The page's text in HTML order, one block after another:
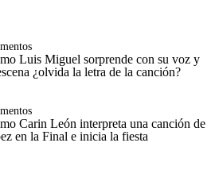
Luis Miguel sorprende con su voz y
¿olvida la letra de la canción?
Carin León interpreta una canción de
en la Final e inicia la fiesta